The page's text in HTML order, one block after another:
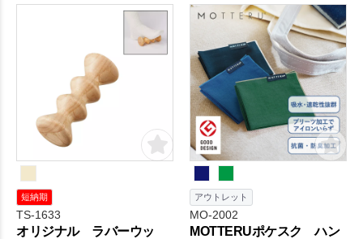
ムに。日々の生活をちょっぴ
り豊かにするアイテムです。
アンスカラーのシリコンケー
スがおしゃれ！。
短納期
TS-1633
オリジナル ラバーウッ
アウトレット
MO-2002
MOTTERUポケスク ハン